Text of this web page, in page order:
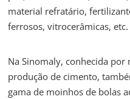
material refratário,
ferrosos, vitrocerâmicas, etc.
Na Sinomaly, conhecida por
produção de cimento,
gama de moinhos de bolas